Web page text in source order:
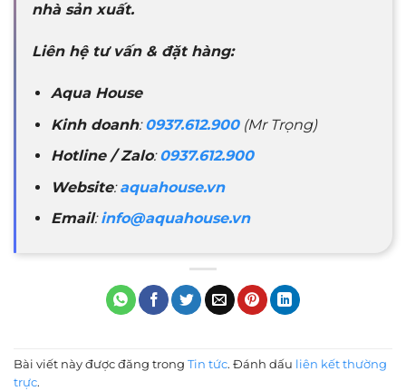
nhà sản xuất.
Liên hệ tư vấn & đặt hàng:
Aqua House
Kinh doanh:0937.612.900(Mr Trọng)
Hotline / Zalo:0937.612.900
Website:aquahouse.vn
Email:info@aquahouse.vn
Bài viết này được đăng trong Tin tức. Đánh dấu liên kết thường
trực.